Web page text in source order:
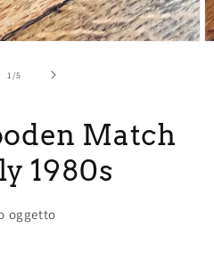
1 /of
5
Match
1980s
oggetto